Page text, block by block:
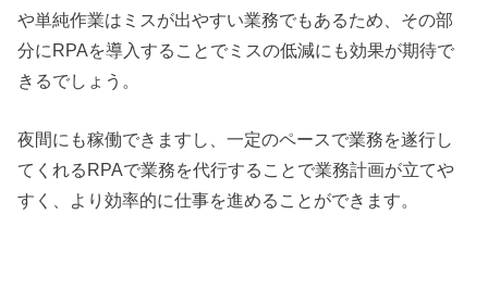
や単純作業はミスが出やすい業務でもあるため、その部
分にRPAを導入することでミスの低減にも効果が期待で
きるでしょう。
夜間にも稼働できますし、一定のペースで業務を遂行し
てくれるRPAで業務を代行することで業務計画が立てや
すく、より効率的に仕事を進めることができます。